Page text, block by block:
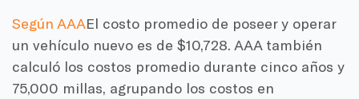
Según AAAEl costo promedio de poseer y operar
un vehículo nuevo es de $10,728. AAA también
calculó los costos promedio durante cinco años y
75,000 millas, agrupando los costos en